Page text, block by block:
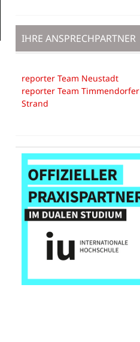
IHRE ANSPRECHPARTNER
reporter Team Neustadt
reporter Team Timmendorfer
Strand